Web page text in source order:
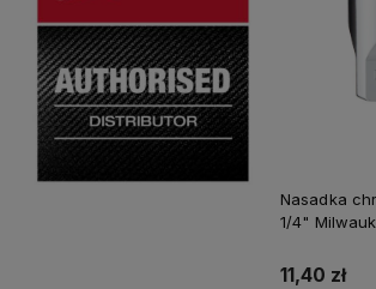
Nasadka
1/4"
11,40 zł